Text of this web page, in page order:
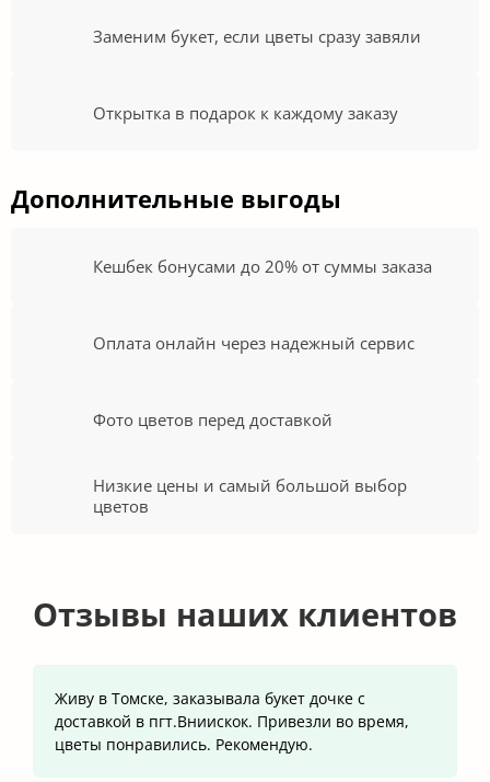
Заменим букет, если цветы сразу завяли
Открытка в подарок к каждому заказу
Дополнительные выгоды
Кешбек бонусами до 20% от суммы заказа
Оплата онлайн через надежный сервис
Фото цветов перед доставкой
Низкие цены и самый большой выбор
цветов
Отзывы наших клиентов
Живу в Томске, заказывала букет дочке с
доставкой в пгт.Вниискок. Привезли во время,
цветы понравились. Рекомендую.